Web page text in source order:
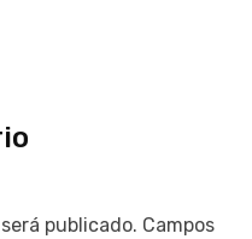
publicado. Campos